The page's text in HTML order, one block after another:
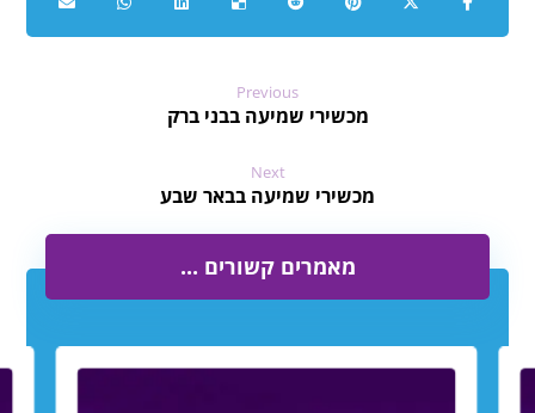
Previous
מכשירי שמיעה בבני ברק
Next
מכשירי שמיעה בבאר שבע
מאמרים קשורים ...